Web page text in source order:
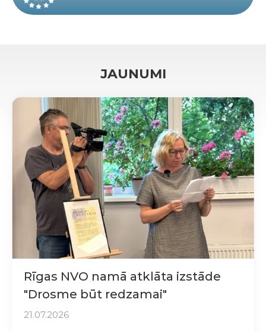
JAUNUMI
Rīgas NVO namā atklāta izstāde
"Drosme būt redzamai"
21.07.2026